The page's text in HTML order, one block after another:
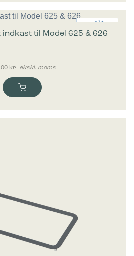
indkast til Model 625 & 626
kr. ekskl. moms